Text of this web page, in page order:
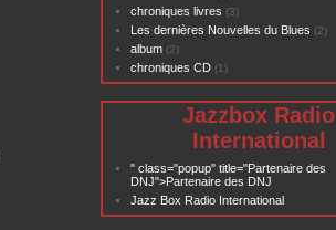
chroniques livres (3)
Les dernières Nouvelles du Blues (2)
album (2)
chroniques CD (1)
Jazzbox Radio
International
" class="popup" title="Partenaire des
DNJ">Partenaire des DNJ
Jazz Box Radio International